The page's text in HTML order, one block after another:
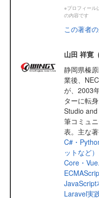
※プロフィール
の内容です
この著者
山田 祥寛
静岡県榛
業後、
が、2003
ターに転身
Studio
筆コミュ
表。主な
C#・
ットなど）
Core・
JavaScript
Laravel実